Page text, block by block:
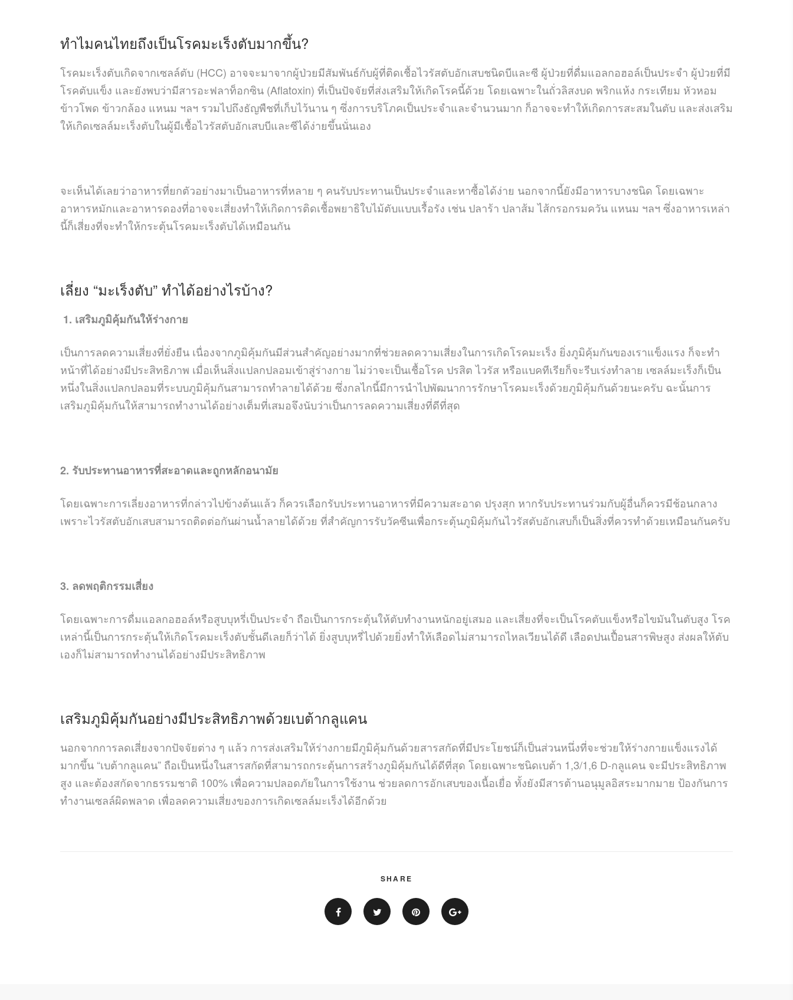
ทำไมคนไทยถึงเป็นโรคมะเร็งตับมากขึ้น?
โรคมะเร็งตับเกิดจากเซลล์ตับ (HCC) อาจจะมาจากผู้ป่วยมีสัมพันธ์กับผู้ที่ติดเชื้อไวรัสตับอักเสบชนิดบีและซี ผู้ป่วยที่ดื่มแอลกอฮอล์เป็นประจำ ผู้ป่วยที่มี
โรคตับแข็ง และยังพบว่ามีสารอะฟลาท็อกซิน (Aflatoxin) ที่เป็นปัจจัยที่ส่งเสริมให้เกิดโรคนี้ด้วย โดยเฉพาะในถั่วลิสงบด พริกแห้ง กระเทียม หัวหอม
ข้าวโพด ข้าวกล้อง แหนม ฯลฯ รวมไปถึงธัญพืชที่เก็บไว้นาน ๆ ซึ่งการบริโภคเป็นประจำและจำนวนมาก ก็อาจจะทำให้เกิดการสะสมในตับ และส่งเสริม
ให้เกิดเซลล์มะเร็งตับในผู้มีเชื้อไวรัสตับอักเสบบีและซีได้ง่ายขึ้นนั่นเอง
จะเห็นได้เลยว่าอาหารที่ยกตัวอย่างมาเป็นอาหารที่หลาย ๆ คนรับประทานเป็นประจำและหาซื้อได้ง่าย นอกจากนี้ยังมีอาหารบางชนิด โดยเฉพาะ
อาหารหมักและอาหารดองที่อาจจะเสี่ยงทำให้เกิดการติดเชื้อพยาธิใบไม้ตับแบบเรื้อรัง เช่น ปลาร้า ปลาส้ม ไส้กรอกรมควัน แหนม ฯลฯ ซึ่งอาหารเหล่า
นี้ก็เสี่ยงที่จะทำให้กระตุ้นโรคมะเร็งตับได้เหมือนกัน
เลี่ยง “มะเร็งตับ” ทำได้อย่างไรบ้าง?
1. เสริมภูมิคุ้มกันให้ร่างกาย
เป็นการลดความเสี่ยงที่ยั่งยืน เนื่องจากภูมิคุ้มกันมีส่วนสำคัญอย่างมากที่ช่วยลดความเสี่ยงในการเกิดโรคมะเร็ง ยิ่งภูมิคุ้มกันของเราแข็งแรง ก็จะทำ
หน้าที่ได้อย่างมีประสิทธิภาพ เมื่อเห็นสิ่งแปลกปลอมเข้าสู่ร่างกาย ไม่ว่าจะเป็นเชื้อโรค ปรสิต ไวรัส หรือแบคทีเรียก็จะรีบเร่งทำลาย เซลล์มะเร็งก็เป็น
หนึ่งในสิ่งแปลกปลอมที่ระบบภูมิคุ้มกันสามารถทำลายได้ด้วย ซึ่งกลไกนี้มีการนำไปพัฒนาการรักษาโรคมะเร็งด้วยภูมิคุ้มกันด้วยนะครับ ฉะนั้นการ
เสริมภูมิคุ้มกันให้สามารถทำงานได้อย่างเต็มที่เสมอจึงนับว่าเป็นการลดความเสี่ยงที่ดีที่สุด
2. รับประทานอาหารที่สะอาดและถูกหลักอนามัย
โดยเฉพาะการเลี่ยงอาหารที่กล่าวไปข้างต้นแล้ว ก็ควรเลือกรับประทานอาหารที่มีความสะอาด ปรุงสุก หากรับประทานร่วมกับผู้อื่นก็ควรมีช้อนกลาง
เพราะไวรัสตับอักเสบสามารถติดต่อกันผ่านน้ำลายได้ด้วย ที่สำคัญการรับวัคซีนเพื่อกระตุ้นภูมิคุ้มกันไวรัสตับอักเสบก็เป็นสิ่งที่ควรทำด้วยเหมือนกันครับ
3. ลดพฤติกรรมเสี่ยง
โดยเฉพาะการดื่มแอลกอฮอล์หรือสูบบุหรี่เป็นประจำ ถือเป็นการกระตุ้นให้ตับทำงานหนักอยู่เสมอ และเสี่ยงที่จะเป็นโรคตับแข็งหรือไขมันในตับสูง โรค
เหล่านี้เป็นการกระตุ้นให้เกิดโรคมะเร็งตับชั้นดีเลยก็ว่าได้ ยิ่งสูบบุหรี่ไปด้วยยิ่งทำให้เลือดไม่สามารถไหลเวียนได้ดี เลือดปนเปื้อนสารพิษสูง ส่งผลให้ตับ
เองก็ไม่สามารถทำงานได้อย่างมีประสิทธิภาพ
เสริมภูมิคุ้มกันอย่างมีประสิทธิภาพด้วยเบต้ากลูแคน
นอกจากการลดเสี่ยงจากปัจจัยต่าง ๆ แล้ว การส่งเสริมให้ร่างกายมีภูมิคุ้มกันด้วยสารสกัดที่มีประโยชน์ก็เป็นส่วนหนึ่งที่จะช่วยให้ร่างกายแข็งแรงได้
มากขึ้น “เบต้ากลูแคน” ถือเป็นหนึ่งในสารสกัดที่สามารถกระตุ้นการสร้างภูมิคุ้มกันได้ดีที่สุด โดยเฉพาะชนิดเบต้า 1,3/1,6 D-กลูแคน จะมีประสิทธิภาพ
สูง และต้องสกัดจากธรรมชาติ 100% เพื่อความปลอดภัยในการใช้งาน ช่วยลดการอักเสบของเนื้อเยื่อ ทั้งยังมีสารต้านอนุมูลอิสระมากมาย ป้องกันการ
ทำงานเซลล์ผิดพลาด เพื่อลดความเสี่ยงของการเกิดเซลล์มะเร็งได้อีกด้วย
SHARE